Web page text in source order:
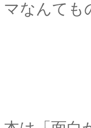
マなんても
れはも
「わた
本棚と